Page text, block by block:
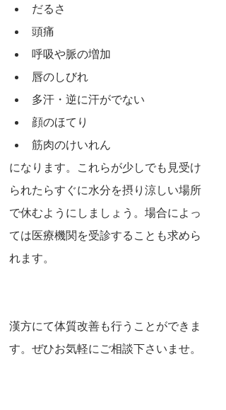
だるさ
頭痛
呼吸や脈の増加
唇のしびれ
多汗・逆に汗がでない
顔のほてり
筋肉のけいれん
になります。これらが少しでも見受け
られたらすぐに水分を摂り涼しい場所
で休むようにしましょう。場合によっ
ては医療機関を受診することも求めら
れます。
漢方にて体質改善も行うことができま
す。ぜひお気軽にご相談下さいませ。